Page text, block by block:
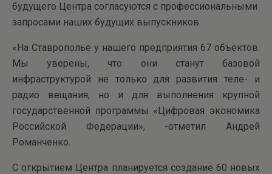
будущего Центра согласуются с профессиональными
запросами наших будущих выпускников.
«На Ставрополье у нашего предприятия 67 объектов.
Мы уверены, что они станут базовой
инфраструктурой не только для развития теле- и
радио вещания, но и для выполнения крупной
государственной программы «Цифровая экономика
Российской Федерации», -отметил Андрей
Романченко.
С открытием Центра планируется создание 60 новых